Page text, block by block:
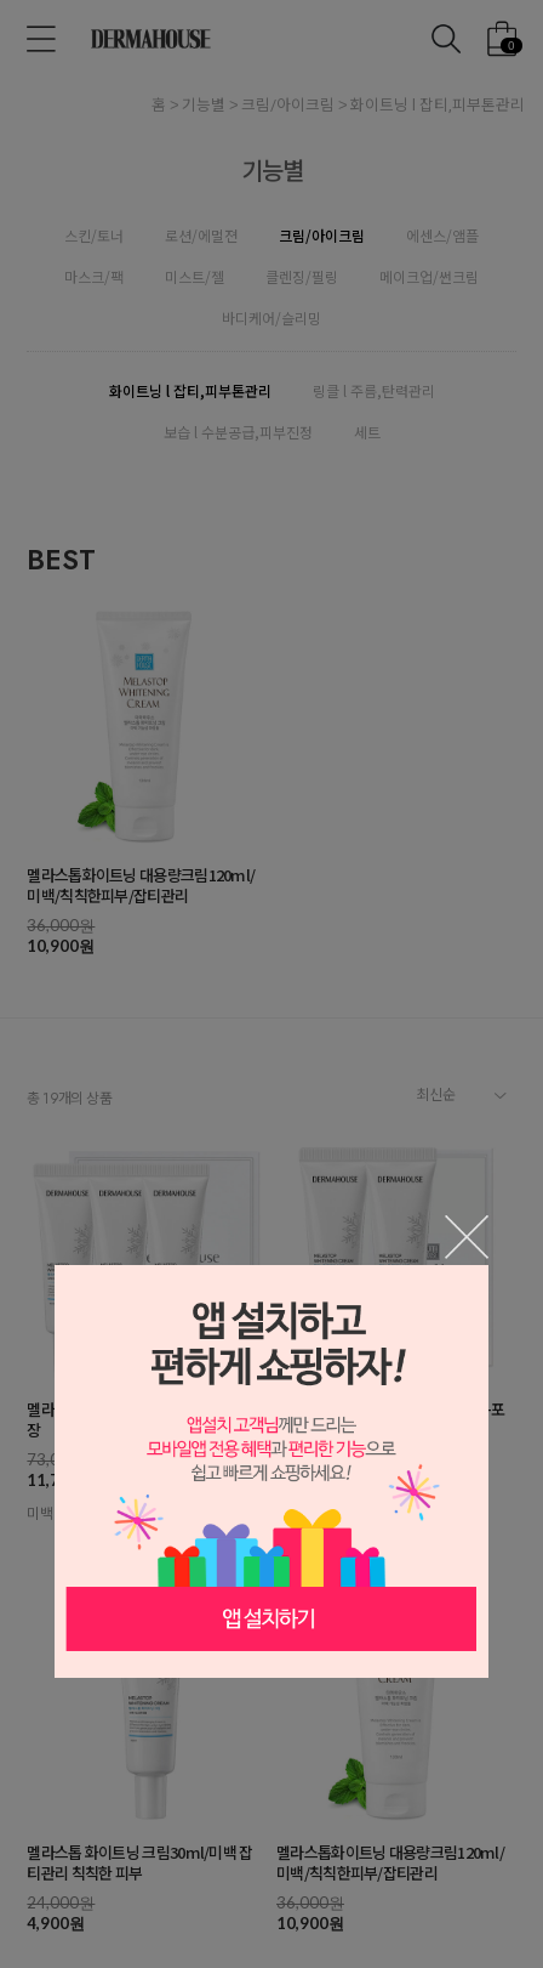
0
홈 기능별 크림/아이크림 화이트닝 l 잡티,피부톤관리
기능별
스킨/토너 로션/에멀젼 크림/아이크림
에센스/앰플
마스크/팩
미스트/젤 클렌징/필링
메이크업/썬크림
바디케어/슬리밍
화이트닝 l 잡티,피부톤관리
링클 l 주름,탄력관리
보습 l 수분공급,피부진정
세트
BEST
멜라스톱화이트닝 대용량크림120ml/
미백/칙칙한피부/잡티관리
36,000원
10,900원
총 19개의 상품
멜라스톱 화이트닝 크림 30mlx3개+포
장
73,000원
11,700원
미백 잡티관리 칙칙한피부
멜라스톱 화이트닝 크림30mlx2개+포
장
49,000원
8,500원
미백 잡티관리 칙칙한피부
멜라스톱 화이트닝 크림30ml/미백 잡
티관리 칙칙한 피부
24,000원
4,900원
멜라스톱화이트닝 대용량크림120ml/
미백/칙칙한피부/잡티관리
36,000원
10,900원